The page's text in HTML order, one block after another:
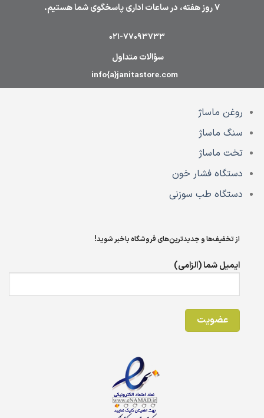
7 روز هفته، در ساعات اداری پاسخگوی شما هستیم.
021-77093733
سؤالات متداول
info{a}janitastore.com
روغن ماساژ
سنگ ماساژ
تخت ماساژ
دستگاه فشار خون
دستگاه طب سوزنی
از تخفیف‌ها و جدیدترین‌های فروشگاه باخبر شوید!
ایمیل شما (الزامی)